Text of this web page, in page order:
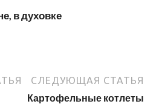
в духовке
СЛЕДУЮЩАЯ СТАТЬЯ
Картофельные котлеты